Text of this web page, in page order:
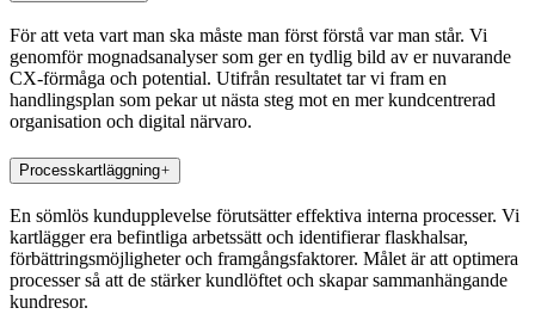
För att veta vart man ska måste man först förstå var man står. Vi
genomför mognadsanalyser som ger en tydlig bild av er nuvarande
CX-förmåga och potential. Utifrån resultatet tar vi fram en
handlingsplan som pekar ut nästa steg mot en mer kundcentrerad
organisation och digital närvaro.
Processkartläggning
En sömlös kundupplevelse förutsätter effektiva interna processer. Vi
kartlägger era befintliga arbetssätt och identifierar flaskhalsar,
förbättringsmöjligheter och framgångsfaktorer. Målet är att optimera
processer så att de stärker kundlöftet och skapar sammanhängande
kundresor.